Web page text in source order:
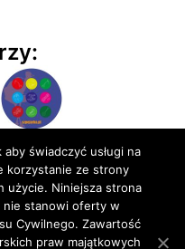
prawa zastrzeżone
świadczyć usługi na
korzystanie ze strony
użycie. Niniejsza strona
nie stanowi oferty w
Cywilnego. Zawartość
praw majątkowych